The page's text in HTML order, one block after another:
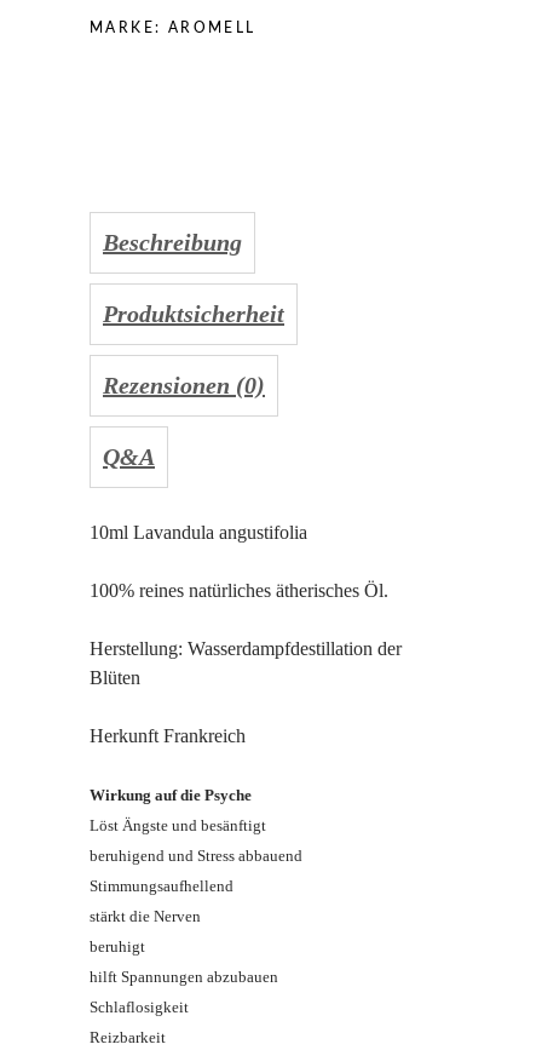
MARKE: AROMELL
Beschreibung
Produktsicherheit
Rezensionen (0)
Q&A
10ml Lavandula angustifolia
100% reines natürliches ätherisches Öl.
Herstellung: Wasserdampfdestillation der
Blüten
Herkunft Frankreich
Wirkung auf die Psyche
Löst Ängste und besänftigt
beruhigend und Stress abbauend
Stimmungsaufhellend
stärkt die Nerven
beruhigt
hilft Spannungen abzubauen
Schlaflosigkeit
Reizbarkeit